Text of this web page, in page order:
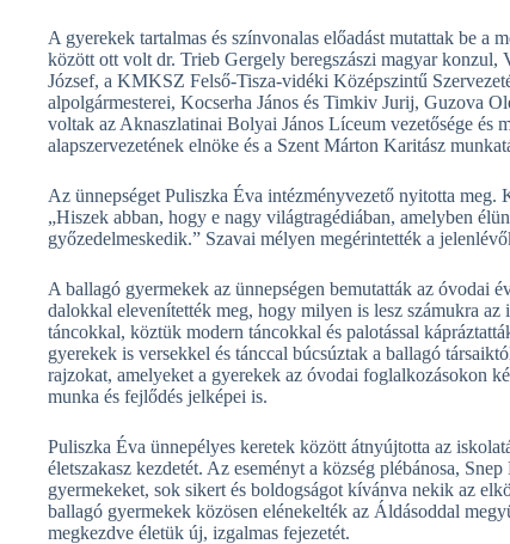
A gyerekek tartalmas és színvonalas előadást mutattak be
között ott volt dr. Trieb Gergely beregszászi magyar
József, a KMKSZ Felső-Tisza-vidéki Középszintű
alpolgármesterei, Kocserha János és Timkiv Jurij, Guzova
voltak az Aknaszlatinai Bolyai János Líceum vezetősége
alapszervezetének elnöke és a Szent Márton Karitász
Az ünnepséget Puliszka Éva intézményvezető nyitotta
„Hiszek abban, hogy e nagy világtragédiában, amelyben
győzedelmeskedik.” Szavai mélyen megérintették a
A ballagó gyermekek az ünnepségen bemutatták az óvodai
dalokkal elevenítették meg, hogy milyen is lesz számukra
táncokkal, köztük modern táncokkal és palotással
gyerekek is versekkel és tánccal búcsúztak a ballagó
rajzokat, amelyeket a gyerekek az óvodai foglalkozásokon
munka és fejlődés jelképei is.
Puliszka Éva ünnepélyes keretek között átnyújtotta az
életszakasz kezdetét. Az eseményt a község plébánosa,
gyermekeket, sok sikert és boldogságot kívánva nekik az
ballagó gyermekek közösen elénekelték az Áldásoddal
megkezdve életük új, izgalmas fejezetét.